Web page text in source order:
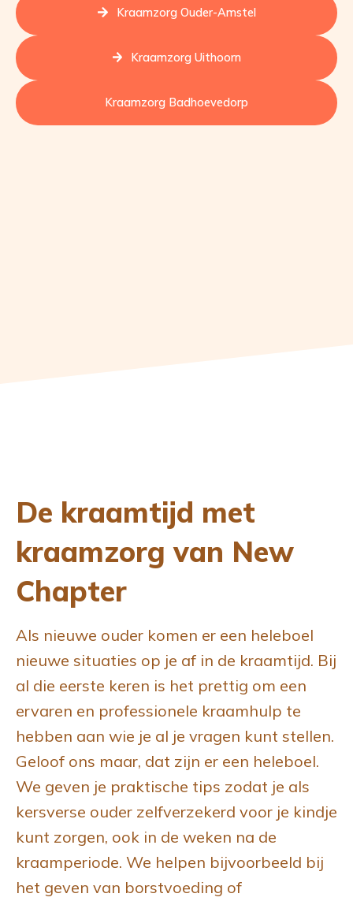
Kraamzorg Ouder-Amstel
Kraamzorg Uithoorn
Kraamzorg Badhoevedorp
De kraamtijd met
kraamzorg van New
Chapter
Als nieuwe ouder komen er een heleboel
nieuwe situaties op je af in de kraamtijd. Bij
al die eerste keren is het prettig om een
ervaren en professionele kraamhulp te
hebben aan wie je al je vragen kunt stellen.
Geloof ons maar, dat zijn er een heleboel.
We geven je praktische tips zodat je als
kersverse ouder zelfverzekerd voor je kindje
kunt zorgen, ook in de weken na de
kraamperiode. We helpen bijvoorbeeld bij
het geven van borstvoeding of